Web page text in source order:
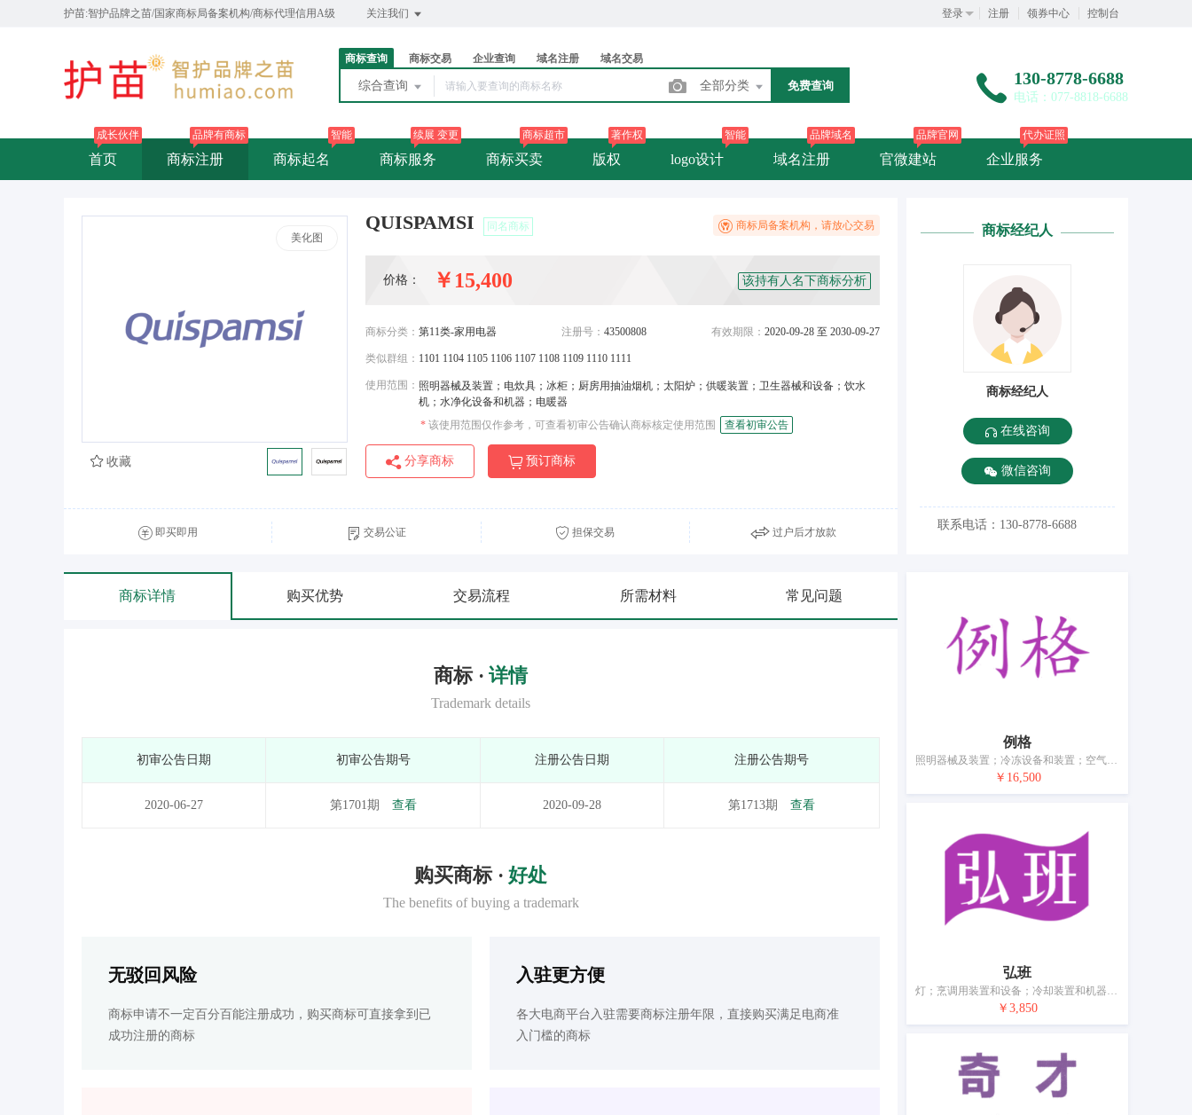
护苗:智护品牌之苗/国家商标局备案机构/商标代理信用A级 关注我们 登录 注册 领券中心 控制台
商标查询 商标交易 企业查询 域名注册 域名交易
综合查询 全部分类 免费查询 130-8778-6688
电话：077-8818-6688
首页
成长伙伴
商标注册
品牌有商标
商标起名
智能
商标服务
续展 变更
商标买卖
商标超市
版权
著作权
logo设计
智能
域名注册
品牌域名
官微建站
品牌官网
企业服务
代办证照
美化图
QUISPAMSI 同名商标 商标局备案机构，请放心交易
价格： ￥15,400 该持有人名下商标分析
商标分类： 第11类-家用电器 注册号： 43500808 有效期限： 2020-09-28 至 2030-09-27
类似群组： 1101 1104 1105 1106 1107 1108 1109 1110 1111
使用范围： 照明器械及装置；电炊具；冰柜；厨房用抽油烟机；太阳炉；供暖装置；卫生器械和设备；饮水
机；水净化设备和机器；电暖器
* 该使用范围仅作参考，可查看初审公告确认商标核定使用范围 查看初审公告
分享商标 预订商标
收藏
即买即用 交易公证 担保交易 过户后才放款
商标详情 购买优势 交易流程 所需材料 常见问题
商标 · 详情
Trademark details
初审公告日期 初审公告期号 注册公告日期 注册公告期号
2020-06-27 第1701期 查看 2020-09-28 第1713期 查看
购买商标 · 好处
The benefits of buying a trademark
无驳回风险
商标申请不一定百分百能注册成功，购买商标可直接拿到已
成功注册的商标
入驻更方便
各大电商平台入驻需要商标注册年限，直接购买满足电商准
入门槛的商标
商标经纪人
商标经纪人
在线咨询
微信咨询
联系电话：130-8778-6688
例格
照明器械及装置；冷冻设备和装置；空气调节装置；加热装置；供暖装置；浴室装置；水净化装置；热水袋；打火机
￥16,500
弘班
灯；烹调用装置和设备；冷却装置和机器；空气调节装置；龙头；浴室装置；淋浴热水器；水净化装置；消毒设备；电暖器
￥3,850